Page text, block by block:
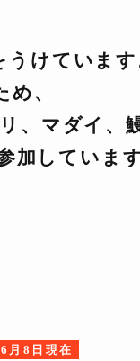
けています
、
、マダイ、
加しています
月8日現在